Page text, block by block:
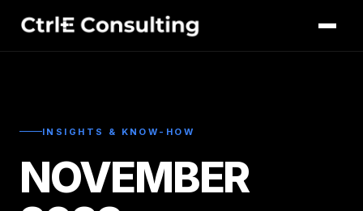
INSIGHTS & KNOW-HOW
NOVEMBER